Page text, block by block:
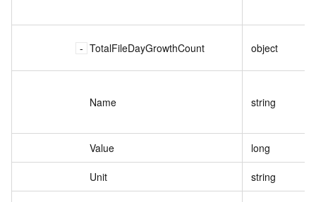
TotalFileDayGrowthCount object
Name string
Value long
Unit string